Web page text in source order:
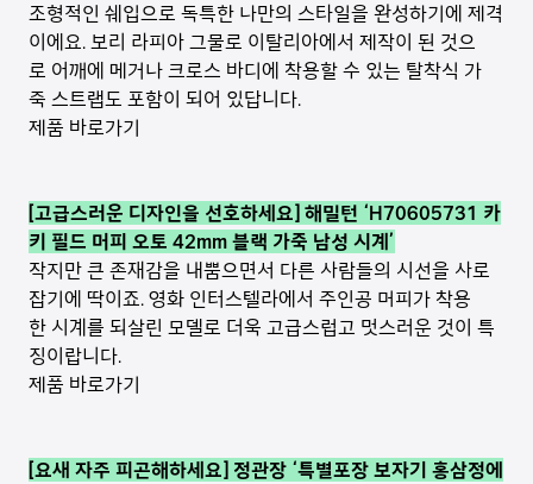
조형적인 쉐입으로 독특한 나만의 스타일을 완성하기에 제격
이에요. 보리 라피아 그물로 이탈리아에서 제작이 된 것으
로 어깨에 메거나 크로스 바디에 착용할 수 있는 탈착식 가
죽 스트랩도 포함이 되어 있답니다.
제품 바로가기
[고급스러운 디자인을 선호하세요] 해밀턴 ‘H70605731 카
키 필드 머피 오토 42mm 블랙 가죽 남성 시계’
작지만 큰 존재감을 내뿜으면서 다른 사람들의 시선을 사로
잡기에 딱이죠. 영화 인터스텔라에서 주인공 머피가 착용
한 시계를 되살린 모델로 더욱 고급스럽고 멋스러운 것이 특
징이랍니다.
제품 바로가기
[요새 자주 피곤해하세요] 정관장 ‘특별포장 보자기 홍삼정에